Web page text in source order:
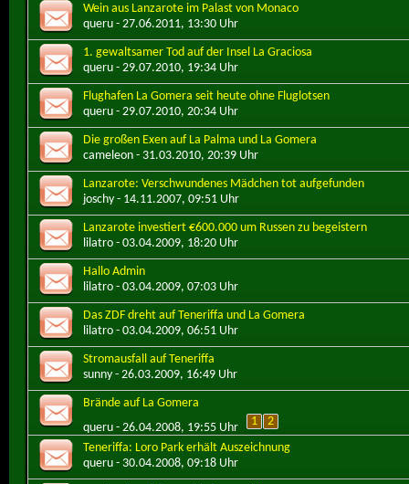
Wein aus Lanzarote im Palast von Monaco
queru - 27.06.2011, 13:30 Uhr
1. gewaltsamer Tod auf der Insel La Graciosa
queru - 29.07.2010, 19:34 Uhr
Flughafen La Gomera seit heute ohne Fluglotsen
queru - 29.07.2010, 20:34 Uhr
Die großen Exen auf La Palma und La Gomera
cameleon - 31.03.2010, 20:39 Uhr
Lanzarote: Verschwundenes Mädchen tot aufgefunden
joschy - 14.11.2007, 09:51 Uhr
Lanzarote investiert €600.000 um Russen zu begeistern
lilatro - 03.04.2009, 18:20 Uhr
Hallo Admin
lilatro - 03.04.2009, 07:03 Uhr
Das ZDF dreht auf Teneriffa und La Gomera
lilatro - 03.04.2009, 06:51 Uhr
Stromausfall auf Teneriffa
sunny - 26.03.2009, 16:49 Uhr
Brände auf La Gomera
queru - 26.04.2008, 19:55 Uhr 1
2
Teneriffa: Loro Park erhält Auszeichnung
queru - 30.04.2008, 09:18 Uhr